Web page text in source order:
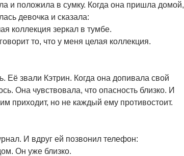
и положила в сумку. Когда она пришла домой,
девочка и сказала:
коллекция зеркал в тумбе.
то, что у меня целая коллекция.
звали Кэтрин. Когда она допивала свой
Она чувствовала, что опасность близко. И
приходит, но не каждый ему противостоит.
И вдруг ей позвонил телефон:
Он уже близко.